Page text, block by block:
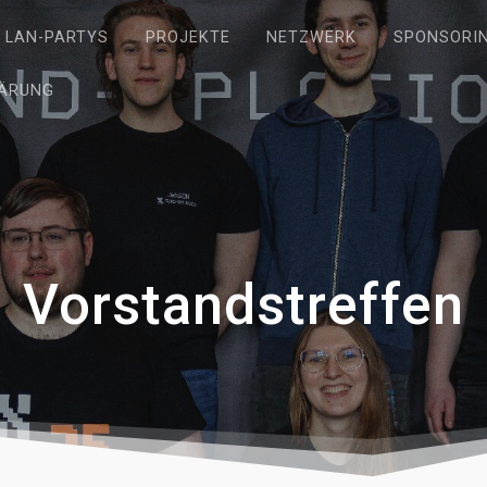
LAN-PARTYS PROJEKTE NETZWERK
Vorstandstreffen